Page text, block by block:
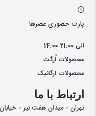
پارت حضوری عصرها
14:00 الی 21:00
محصولات اُرگت
محصولات ارگانیک
ارتباط با ما
تهران - میدان هفت تیر - خیابان